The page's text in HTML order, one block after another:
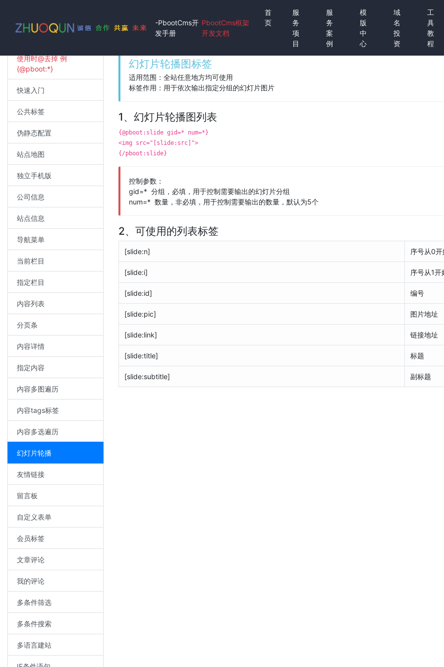
-PbootCms开
发手册
PbootCms框架
开发文档
首
页
服
务
项
目
服
务
案
例
模
版
中
心
域
名
投
资
工
具
教
程
使用时@去掉 例
{@pboot:*}
快速入门
公共标签
伪静态配置
站点地图
独立手机版
公司信息
站点信息
导航菜单
当前栏目
指定栏目
内容列表
分页条
内容详情
指定内容
内容多图遍历
内容tags标签
内容多选遍历
幻灯片轮播
友情链接
留言板
自定义表单
会员标签
文章评论
我的评论
多条件筛选
多条件搜索
多语言建站
幻灯片轮播图标签
适用范围：全站任意地方均可使用
标签作用：用于依次输出指定分组的幻灯片图片
1、幻灯片轮播图列表
{@pboot:slide gid=* num=*}
<img src="[slide:src]">
{/pboot:slide}
控制参数：
gid=* 分组，必填，用于控制需要输出的幻灯片分组
num=* 数量，非必填，用于控制需要输出的数量，默认为5个
2、可使用的列表标签
[slide:n] 序号从0开
[slide:i] 序号从1开
[slide:id] 编号
[slide:pic] 图片地址
[slide:link] 链接地址
[slide:title] 标题
[slide:subtitle] 副标题